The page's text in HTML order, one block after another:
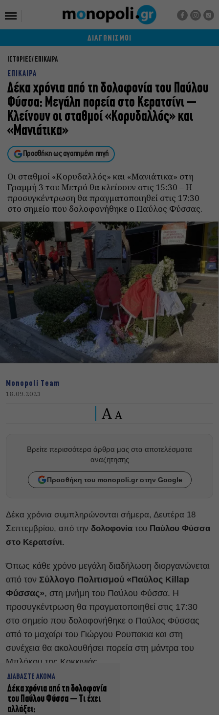
ΔΙΑΓΩΝΙΣΜΟΙ
ΙΣΤΟΡΙΕΣ ΕΠΙΚΑΙΡΑ
ΕΠΙΚΑΙΡΑ
Δέκα χρόνια από τη δολοφονία του Παύλου
Φύσσα: Μεγάλη πορεία στο Κερατσίνι –
Κλείνουν οι σταθμοί «Κορυδαλλός» και
«Μανιάτικα»
Προσθήκη ως αγαπημένη πηγή
Οι σταθμοί «Κορυδαλλός» και «Μανιάτικα» στη
Γραμμή 3 του Μετρό θα κλείσουν στις 15:30 – Η
προσυγκέντρωση θα πραγματοποιηθεί στις 17:30
στο σημείο που δολοφονήθηκε ο Παύλος Φύσσας.
Monopoli Team
18.09.2023
A A
Βρείτε περισσότερα άρθρα μας στα αποτελέσματα
αναζητησης
Προσθήκη του monopoli.gr στην Google
Δέκα χρόνια συμπληρώνονται σήμερα, Δευτέρα 18
Σεπτεμβρίου, από την δολοφονία του Παύλου Φύσσα
στο Κερατσίνι.
Όπως κάθε χρόνο μεγάλη διαδήλωση διοργανώνεται
από τον Σύλλογο Πολιτισμού «Παύλος Killap
Φύσσας», στη μνήμη του Παύλου Φύσσα. Η
προσυγκέντρωση θα πραγματοποιηθεί στις 17:30
στο σημείο που δολοφονήθηκε ο Παύλος Φύσσας
από το μαχαίρι του Γιώργου Ρουπακια και στη
συνέχεια θα ακολουθήσει πορεία στη μάντρα του
Μπλόκου της Κοκκινιάς.
ΔΙΑΒΑΣΤΕ ΑΚΟΜΑ
Δέκα χρόνια από τη δολοφονία
του Παύλου Φύσσα – Τι έχει
αλλάξει;